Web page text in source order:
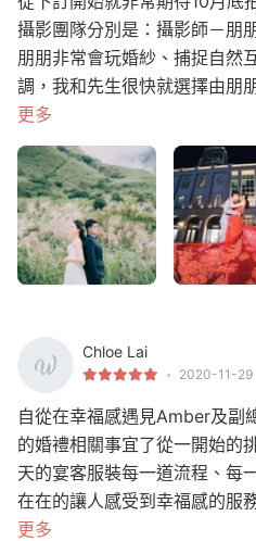
攝影團隊分別是：攝影師－朋
朋朋非常會玩婚紗、捕捉自然
調，我和先生很快就選擇由朋
更多
Chloe Lai
2020-11-29
自從在幸福感遇見Amber及副
的婚禮相關事宜了從一開始的
天的宴客服裝每一道流程、每
在在的讓人感受到幸福感的服
更多